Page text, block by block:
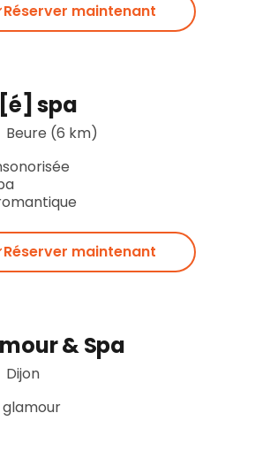
Réserver maintenant
spa
Beure (6 km)
Réserver maintenant
& Spa
Dijon